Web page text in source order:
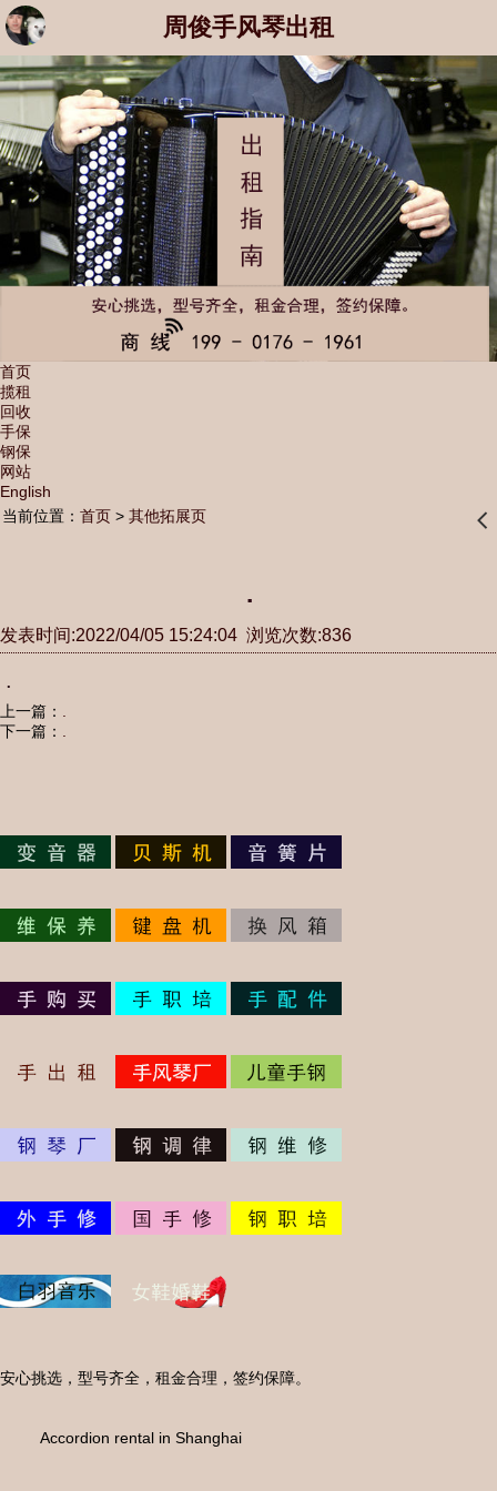
周俊手风琴出租
首页
揽租
回收
手保
钢保
网站
English
当前位置： 首页> 其他拓展页 󰊒
.
发表时间:2022/04/05 15:24:04 浏览次数:836
.
上一篇：
下一篇：
安心挑选，型号齐全，租金合理，签约保障。
Accordion rental in Shanghai